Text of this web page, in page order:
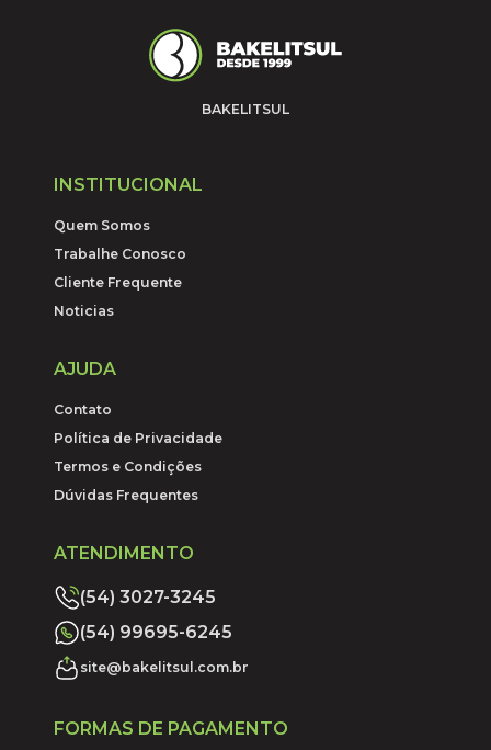
BAKELITSUL
INSTITUCIONAL
Quem Somos
Trabalhe Conosco
Cliente Frequente
Noticias
AJUDA
Contato
Política de Privacidade
Termos e Condições
Dúvidas Frequentes
ATENDIMENTO
(54) 3027-3245
(54) 99695-6245
site@bakelitsul.com.br
FORMAS DE PAGAMENTO